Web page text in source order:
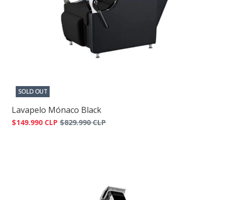
SOLD OUT
Lavapelo Mónaco Black
$149.990 CLP $829.990 CLP